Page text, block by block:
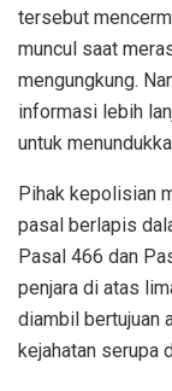
tersebut
muncul saat
mengungkung.
informasi lebih
untuk
Pihak kepolisian
pasal berlapis
Pasal 466 dan
penjara di atas
diambil bertujuan
kejahatan serupa